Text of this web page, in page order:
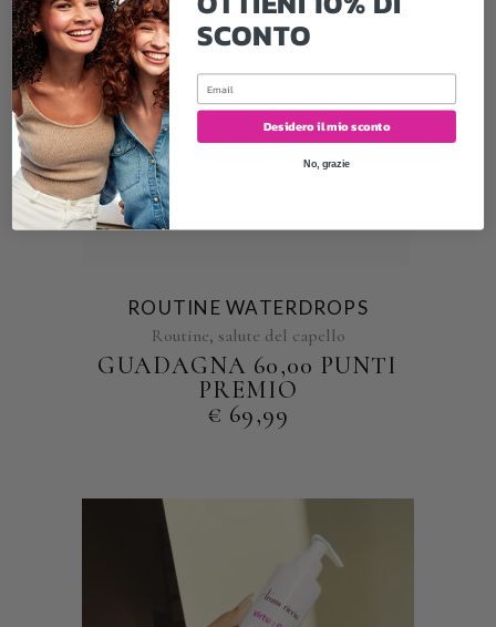
ROUTINE WATERDROPS
Routine, salute del capello
GUADAGNA 60,00 PUNTI
PREMIO
€ 69,99
SCONTO
Email
Desidero il mio sconto
No, grazie